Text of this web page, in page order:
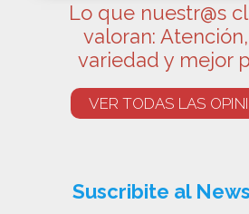
Lo que nuestr@s
valoran:
variedad y mejor
VER TODAS LAS
Suscribite al